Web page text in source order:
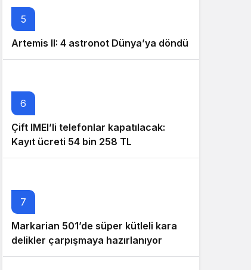
5
Artemis II: 4 astronot Dünya’ya döndü
6
Çift IMEI’li telefonlar kapatılacak:
Kayıt ücreti 54 bin 258 TL
7
Markarian 501’de süper kütleli kara
delikler çarpışmaya hazırlanıyor